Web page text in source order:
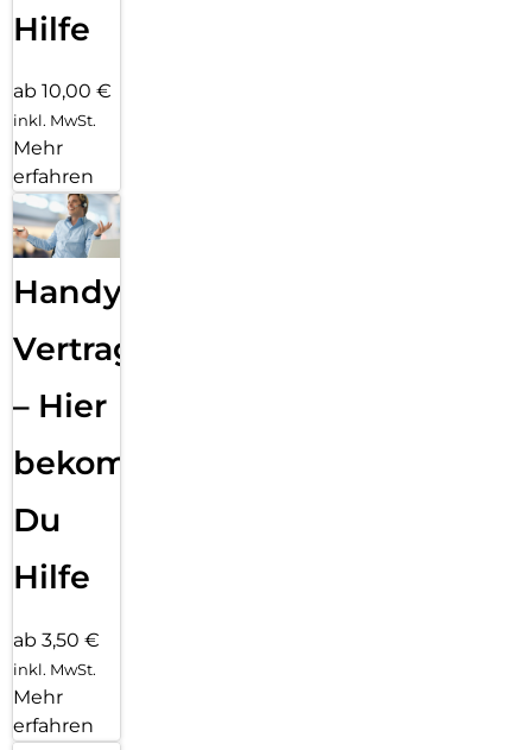
Hilfe
ab 10,00 €
inkl. MwSt.
Mehr
erfahren
Handy
Vertragsabwicklung
– Hier
bekommst
Du
Hilfe
ab 3,50 €
inkl. MwSt.
Mehr
erfahren